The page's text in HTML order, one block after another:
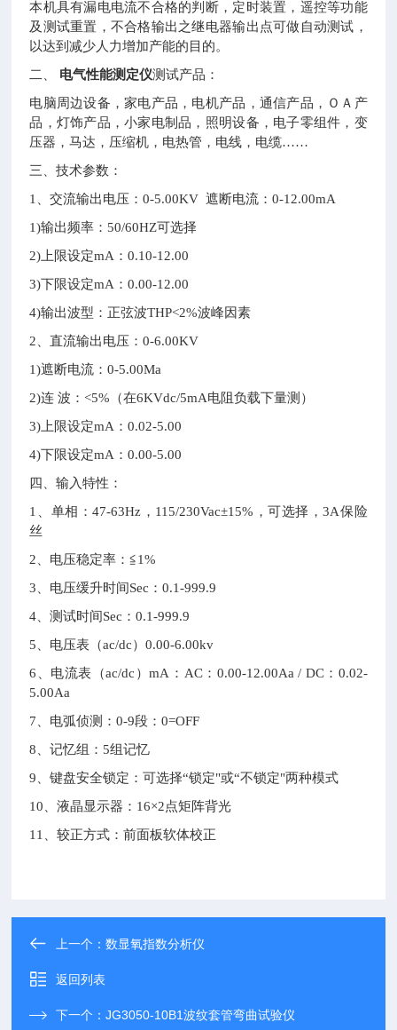
本机具有漏电电流不合格的判断，定时装置，遥控等功能
及测试重置，不合格输出之继电器输出点可做自动测试，
以达到减少人力增加产能的目的。
二、
电气性能测定仪测试产品：
电脑周边设备，家电产品，电机产品，通信产品，ＯＡ产
品，灯饰产品，小家电制品，照明设备，电子零组件，变
压器，马达，压缩机，电热管，电线，电缆……
三、技术参数：
1
、交流输出电压：0-5.00KV 遮断电流：0-12.00mA
1)输出频率：50/60HZ可选择
2) 上限设定mA：0.10-12.00
3)下限设定mA：0.00-12.00
4)输出波型：正弦波THP<2%波峰因素
2 、直流输出电压：0-6.00KV
1)遮断电流：0-5.00Ma
2)连 波：<5%（在6KVdc/5mA电阻负载下量测）
3) 上限设定mA：0.02-5.00
4)下限设定mA：0.00-5.00
四、输入特性：
1
、单相：47-63Hz，115/230Vac±15%，可选择，3A保险
丝
2 、电压稳定率：≦1%
3 、电压缓升时间Sec：0.1-999.9
4 、测试时间Sec：0.1-999.9
5 、电压表（ac/dc）0.00-6.00kv
6 、电流表（ac/dc）mA：AC：0.00-12.00Aa / DC：0.02-
5.00Aa
7 、电弧侦测：0-9段：0=OFF
8 、记忆组：5组记忆
9 、键盘安全锁定：可选择“锁定"或“不锁定"两种模式
10 、液晶显示器：16×2点矩阵背光
11
、较正方式：前面板软体校正
上一个：数显氧指数分析仪
返回列表
下一个：JG3050-10B1波纹套管弯曲试验仪